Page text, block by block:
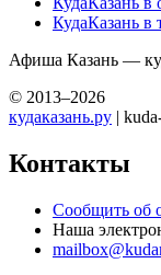
КудаКазань в
Афиша Казань —
© 2013–2026
кудаказань.ру |
Контакты
Сообщить об
Наша